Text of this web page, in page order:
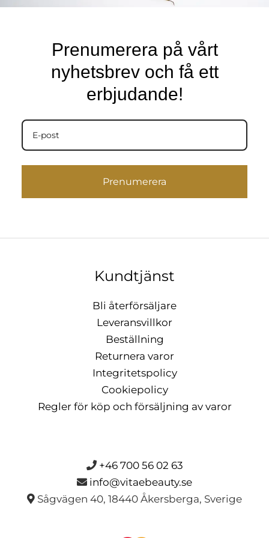
Prenumerera på vårt
nyhetsbrev och få ett
erbjudande!
Prenumerera
Kundtjänst
Bli återförsäljare
Leveransvillkor
Beställning
Returnera varor
Integritetspolicy
Cookiepolicy
Regler för köp och försäljning av varor
+46 700 56 02 63
info@vitaebeauty.se
Sågvägen 40, 18440 Åkersberga, Sverige